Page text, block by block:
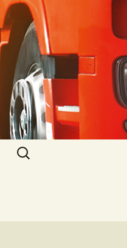
Keresés: